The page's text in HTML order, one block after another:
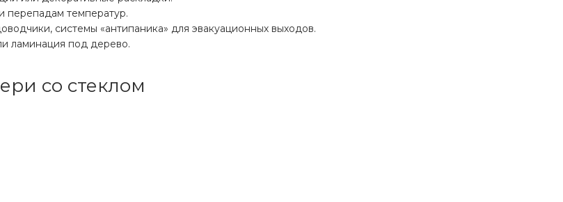
перепадам температур.
системы «антипаника» для эвакуационных выходов.
ламинация под дерево.
со стеклом